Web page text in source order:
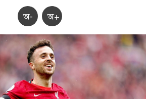
অ- অ+